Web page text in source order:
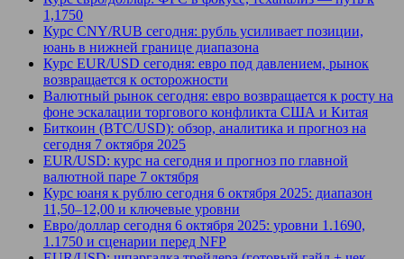
1,1750
Курс CNY/RUB сегодня: рубль усиливает позиции,
юань в нижней границе диапазона
Курс EUR/USD сегодня: евро под давлением, рынок
возвращается к осторожности
Валютный рынок сегодня: евро возвращается к росту на
фоне эскалации торгового конфликта США и Китая
Биткоин (BTC/USD): обзор, аналитика и прогноз на
сегодня 7 октября 2025
EUR/USD: курс на сегодня и прогноз по главной
валютной паре 7 октября
Курс юаня к рублю сегодня 6 октября 2025: диапазон
11,50–12,00 и ключевые уровни
Евро/доллар сегодня 6 октября 2025: уровни 1.1690,
1.1750 и сценарии перед NFP